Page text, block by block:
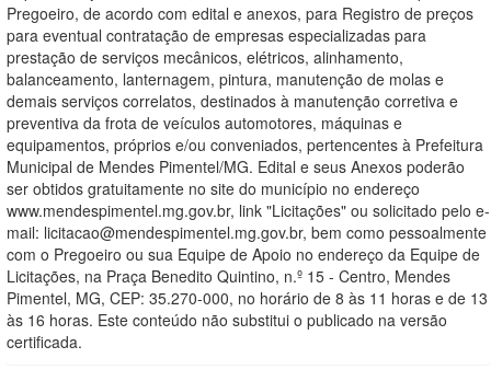
Pregoeiro, de acordo com edital e anexos, para Registro de preços
para eventual contratação de empresas especializadas para
prestação de serviços mecânicos, elétricos, alinhamento,
balanceamento, lanternagem, pintura, manutenção de molas e
demais serviços correlatos, destinados à manutenção corretiva e
preventiva da frota de veículos automotores, máquinas e
equipamentos, próprios e/ou conveniados, pertencentes à Prefeitura
Municipal de Mendes Pimentel/MG. Edital e seus Anexos poderão
ser obtidos gratuitamente no site do município no endereço
www.mendespimentel.mg.gov.br, link "Licitações" ou solicitado pelo e-
mail: licitacao@mendespimentel.mg.gov.br, bem como pessoalmente
com o Pregoeiro ou sua Equipe de Apoio no endereço da Equipe de
Licitações, na Praça Benedito Quintino, n.º 15 - Centro, Mendes
Pimentel, MG, CEP: 35.270-000, no horário de 8 às 11 horas e de 13
às 16 horas. Este conteúdo não substitui o publicado na versão
certificada.